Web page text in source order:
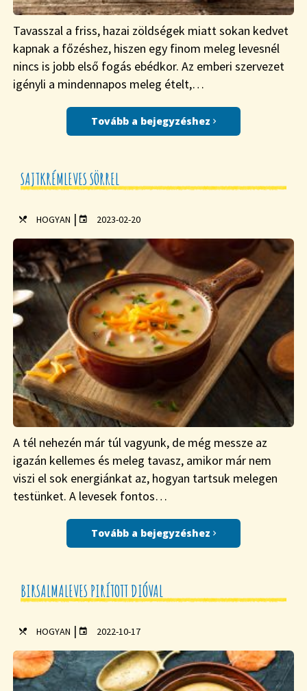
Tavasszal a friss, hazai zöldségek miatt sokan kedvet
kapnak a főzéshez, hiszen egy finom meleg levesnél
nincs is jobb első fogás ebédkor. Az emberi szervezet
igényli a mindennapos meleg ételt,…
Tovább a bejegyzéshez
SAJTKRÉMLEVES SÖRREL
HOGYAN | 2023-02-20
A tél nehezén már túl vagyunk, de még messze az
igazán kellemes és meleg tavasz, amikor már nem
viszi el sok energiánkat az, hogyan tartsuk melegen
testünket. A levesek fontos…
Tovább a bejegyzéshez
BIRSALMALEVES PIRÍTOTT DIÓVAL
HOGYAN | 2022-10-17